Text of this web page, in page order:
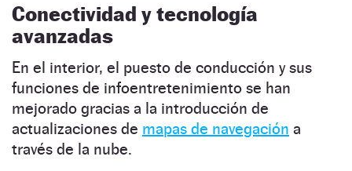
Conectividad y tecnología
avanzadas
En el interior, el puesto de conducción y sus
funciones de infoentretenimiento se han
mejorado gracias a la introducción de
actualizaciones de mapas de navegación a
través de la nube.